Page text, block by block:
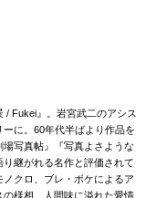
/ Fukei』。岩宮武二のアシス
に。60年代半ばより作品を
写真帖』『写真よさような
継がれる名作と評価されて
クロ、ブレ・ボケによるア
様相、人間味に溢れた愛情